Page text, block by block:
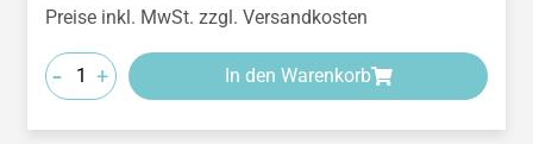
Preise inkl. MwSt. zzgl. Versandkosten
- + In den Warenkorb